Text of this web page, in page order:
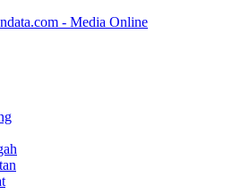
- Media Online